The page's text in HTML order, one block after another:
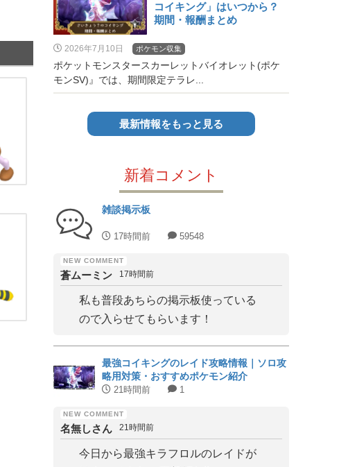
コイキング」はいつから？
期間・報酬まとめ
2026年7月10日 ポケモン収集
ポケットモンスタースカーレットバイオレット(ポケ
モンSV)』では、期間限定テラレ...
最新情報をもっと見る
新着コメント
雑談掲示板
17時間前 59548
蒼ムーミン 17時間前
私も普段あちらの掲示板使っている
ので入らせてもらいます！
最強コイキングのレイド攻略情報｜ソロ攻
略用対策・おすすめポケモン紹介
21時間前 1
名無しさん 21時間前
今日から最強キラフロルのレイドが